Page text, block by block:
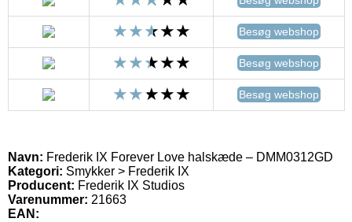
Besøg webshop
Besøg webshop
Besøg webshop
Navn: Frederik IX Forever Love halskæde – DMM0312GD
Kategori: Smykker > Frederik IX
Producent: Frederik IX Studios
Varenummer: 21663
EAN: